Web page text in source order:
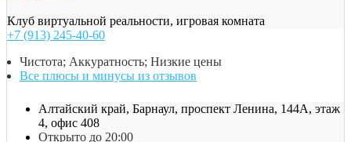
Клуб виртуальной реальности, игровая комната
+7 (913) 245-40-60
Чистота; Аккуратность; Низкие цены
Все плюсы и минусы из отзывов
Алтайский край, Барнаул, проспект Ленина, 144А, этаж
4, офис 408
Открыто до 20:00